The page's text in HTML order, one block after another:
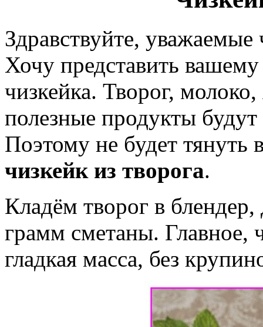
Здравствуйте, уважаемые
Хочу представить
чизкейка. Творог,
полезные продукты
Поэтому не будет тянуть
чизкейк из творога.
Кладём творог в
грамм сметаны. Главное,
гладкая масса, без